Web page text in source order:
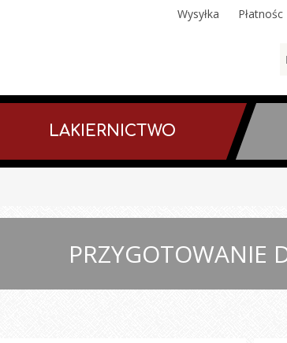
Wysyłka Płatnośc
LAKIERNICTWO
PRZYGOTOWANIE